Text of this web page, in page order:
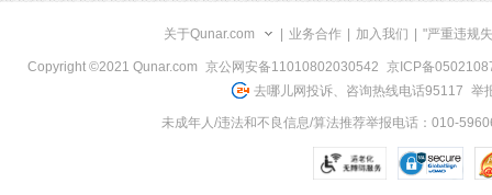
关于Qunar.com 业务合作 加入我们 "严重违规
Copyright ©2021 Qunar.com 京公网安备11010802030542
京ICP备
去哪儿网投诉、咨询热线电话95117 举
未成年人/违法和不良信息/算法推荐举报电话：010-